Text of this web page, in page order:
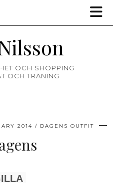
OCH SHOPPING
OCH TRÄNING
2014 DAGENS OUTFIT